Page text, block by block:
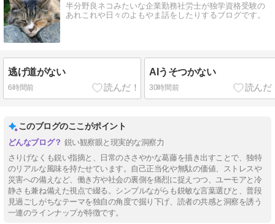
半分野良ネコみたいな企業勤務社労士が独学資格受験の
あれこれや日々のよもやま話をしたりするブログです。
逃げ道がない
6時間前
AIうそつかない
30時間前
このブログのここがポイント
鋭い観察眼と現実的な洞察力
さりげなくも鋭い指摘と、日常のささやかな葛藤を描き出すことで、独特
のリアルな風味を持たせています。自己正当化や無駄の価値、ストレスや
災害への備えなど、働き方や社会の裏側を痛烈に捉えつつ、ユーモアと冷
静さも兼ね備えた視点で綴る。シンプルながらも鋭敏な言葉選びと、普段
見過ごしがちなテーマを独自の角度で掘り下げ、読者の共感と洞察を誘う
一連のラインナップが特徴です。